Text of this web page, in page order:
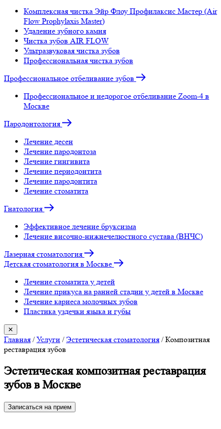
Комплексная чистка Эйр Флоу Профилаксис Мастер (Air
Flow Prophylaxis Master)
Удаление зубного камня
Чистка зубов AIR FLOW
Ультразвуковая чистка зубов
Профессиональная чистка зубов
Профессиональное отбеливание зубов
Профессиональное и недорогое отбеливание Zoom-4 в
Москве
Пародонтология
Лечение десен
Лечение пародонтоза
Лечение гингивита
Лечение периодонтита
Лечение пародонтита
Лечение стоматита
Гнатология
Эффективное лечение бруксизма
Лечение височно-нижнечелюстного сустава (ВНЧС)
Лазерная стоматология
Детская стоматология в Москве
Лечение стоматита у детей
Лечение прикуса на ранней стадии у детей в Москве
Лечение кариеса молочных зубов
Пластика уздечки языка и губы
✕
Главная / Услуги / Эстетическая стоматология / Композитная
реставрация зубов
Эстетическая композитная реставрация
зубов в Москве
Записаться на прием